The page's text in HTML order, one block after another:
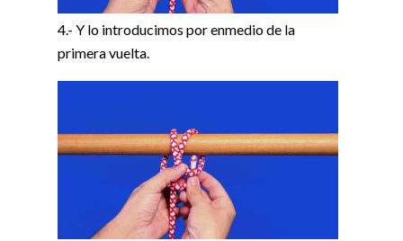
4.- Y lo introducimos por enmedio de la
primera vuelta.